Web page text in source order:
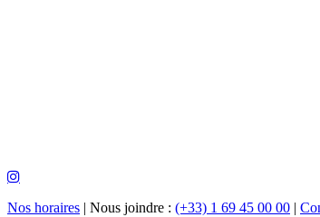
Nos horaires | Nous joindre : (+33) 1 69 45 00 00 |